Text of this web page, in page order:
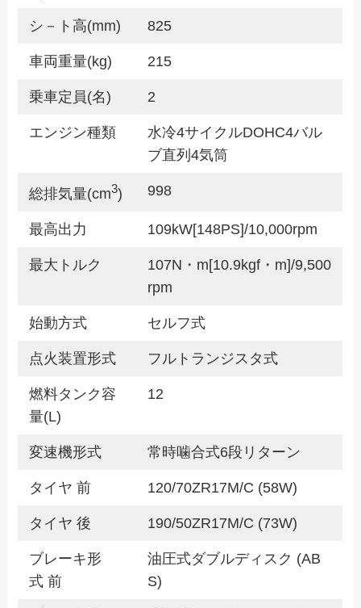
シ－ト高(mm) 825
車両重量(kg) 215
乗車定員(名) 2
エンジン種類
水冷4サイクルDOHC4バル
ブ直列4気筒
総排気量(cm3) 998
最高出力 109kW[148PS]/10,000rpm
最大トルク
107N・m[10.9kgf・m]/9,500
rpm
始動方式 セルフ式
点火装置形式 フルトランジスタ式
燃料タンク容
量(L)
12
変速機形式 常時噛合式6段リターン
タイヤ 前 120/70ZR17M/C (58W)
タイヤ 後 190/50ZR17M/C (73W)
ブレーキ形
式 前
油圧式ダブルディスク (AB
S)